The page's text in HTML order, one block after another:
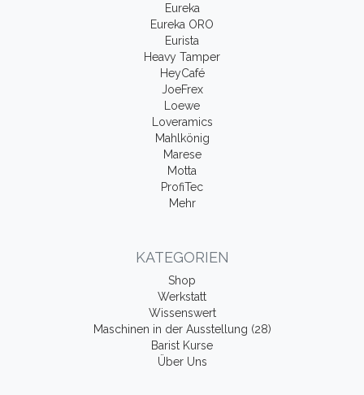
Eureka
Eureka ORO
Eurista
Heavy Tamper
HeyCafé
JoeFrex
Loewe
Loveramics
Mahlkönig
Marese
Motta
ProfiTec
Mehr
KATEGORIEN
Shop
Werkstatt
Wissenswert
Maschinen in der Ausstellung (28)
Barist Kurse
Über Uns